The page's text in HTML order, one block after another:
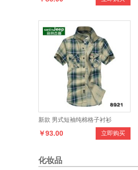
新款 男式短袖纯棉格子衬衫
立即购买
￥93.00
化妆品